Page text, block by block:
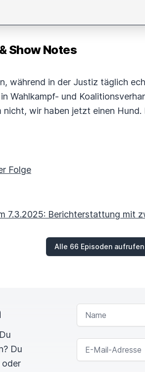
Show Notes
während in der Justiz täglich
Wahlkampf- und
wir haben jetzt einen
Folge
7.3.2025: Berichterstattung mit
Alle 66 Episoden aufrufen
Du
oder
NAME
E-MAIL-ADRESSE